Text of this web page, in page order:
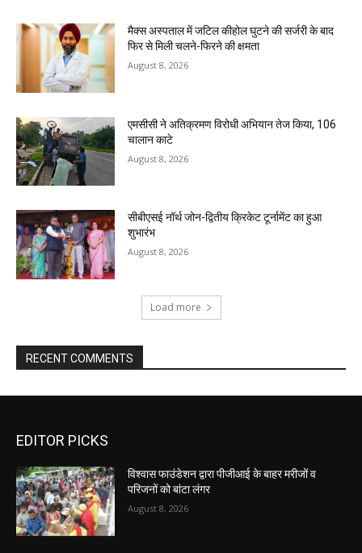
मैक्स अस्पताल में जटिल कीहोल घुटने की सर्जरी के बाद
फिर से मिली चलने-फिरने की क्षमता
August 8, 2026
एमसीसी ने अतिक्रमण विरोधी अभियान तेज किया, 106
चालान काटे
August 8, 2026
सीबीएसई नॉर्थ जोन-द्वितीय क्रिकेट टूर्नामेंट का हुआ
शुभारंभ
August 8, 2026
Load more
RECENT COMMENTS
EDITOR PICKS
विश्वास फाउंडेशन द्वारा पीजीआई के बाहर मरीजों व
परिजनों को बांटा लंगर
August 8, 2026